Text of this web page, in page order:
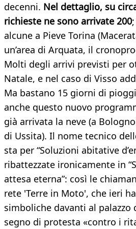
decenni. Nel dettaglio, su
richieste ne sono arrivate 200
alcune a Pieve Torina
un’area di Arquata, il
Molti degli arrivi previsti per
Natale, e nel caso di Visso
Ma bastano 15 giorni di
anche questo nuovo
già arrivata la neve (a
di Ussita). Il nome tecnico
sta per “Soluzioni abitative
ribattezzate ironicamente in
attesa eterna”: così le
rete 'Terre in Moto', che ieri
simboliche davanti al palazzo
segno di protesta «contro i